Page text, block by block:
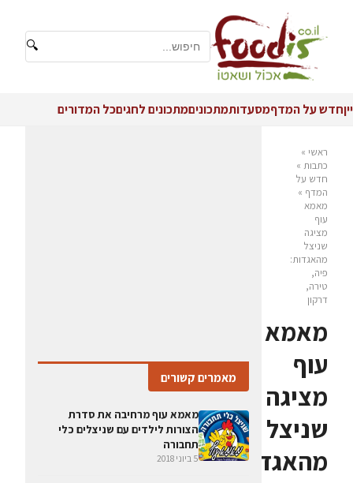
🔍
ייןחדש על המדףמסעדותמתכוניםמתכונים לחגיםכל המדורים
ראשי »
כתבות »
חדש על
המדף »
מאמא
עוף
מציגה
שניצל
מהאגדות:
פיה,
טירה,
דרקון
מאמא
עוף
מציגה
שניצל
מהאגדות:
מאמרים קשורים
מאמא עוף מרחיבה את סדרת
הצורות לילדים עם שניצלים כלי
תחבורה
5 ביוני 2018